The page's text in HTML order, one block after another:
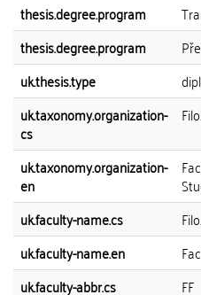
thesis.degree.program
thesis.degree.program
uk.thesis.type
uk.taxonomy.organization-
cs
uk.taxonomy.organization-
en
uk.faculty-name.cs
uk.faculty-name.en
uk.faculty-abbr.cs
FF